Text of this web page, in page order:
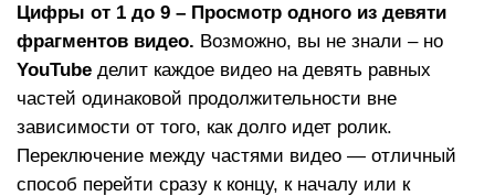
Цифры от 1 до 9 – Просмотр одного из девяти
фрагментов видео. Возможно, вы не знали – но
YouTube делит каждое видео на девять равных
частей одинаковой продолжительности вне
зависимости от того, как долго идет ролик.
Переключение между частями видео — отличный
способ перейти сразу к концу, к началу или к